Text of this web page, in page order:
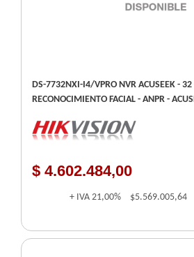
DS-7732NXI-I4/VPRO NVR ACUSEEK - 32
RECONOCIMIENTO FACIAL - ANPR -
$ 4.602.484,00
+ IVA 21,00% $5.569.005,64